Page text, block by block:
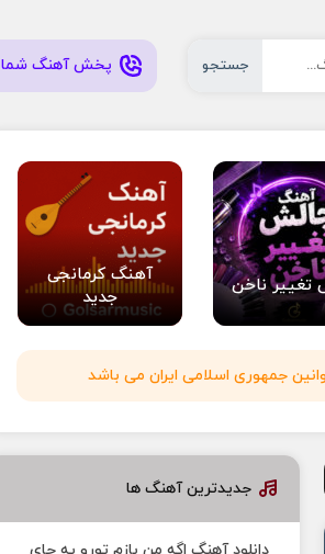
جستجو پخش آهنگ شما
تغییر ناخن
آهنگ کرمانجی
جدید
جمهوری اسلامی ایران می باشد
جدیدترین آهنگ ها